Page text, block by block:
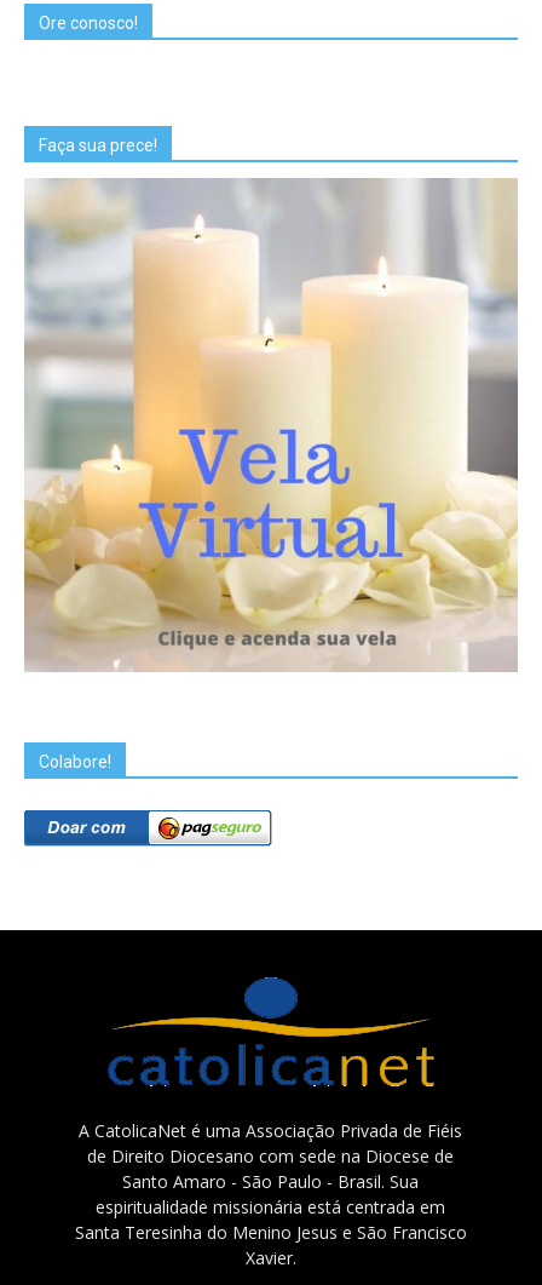
Ore conosco!
Faça sua prece!
Colabore!
A CatolicaNet é uma Associação Privada de Fiéis
de Direito Diocesano com sede na Diocese de
Santo Amaro - São Paulo - Brasil. Sua
espiritualidade missionária está centrada em
Santa Teresinha do Menino Jesus e São Francisco
Xavier.